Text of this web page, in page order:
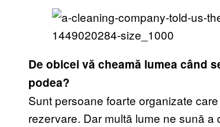
De obicei vă cheamă lumea când
podea?
Sunt persoane foarte organizate
rezervare. Dar multă lume ne sună